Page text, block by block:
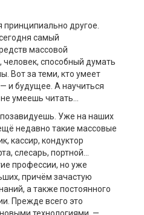
принципиально другое.
самый
массовой
способный думать
Вот за теми, кто умеет
и будущее. А научиться
умеешь читать…
Уже на наших
недавно такие массовые
кассир, кондуктор
слесарь, портной…
профессии, но уже
причём зачастую
а также постоянного
Прежде всего это